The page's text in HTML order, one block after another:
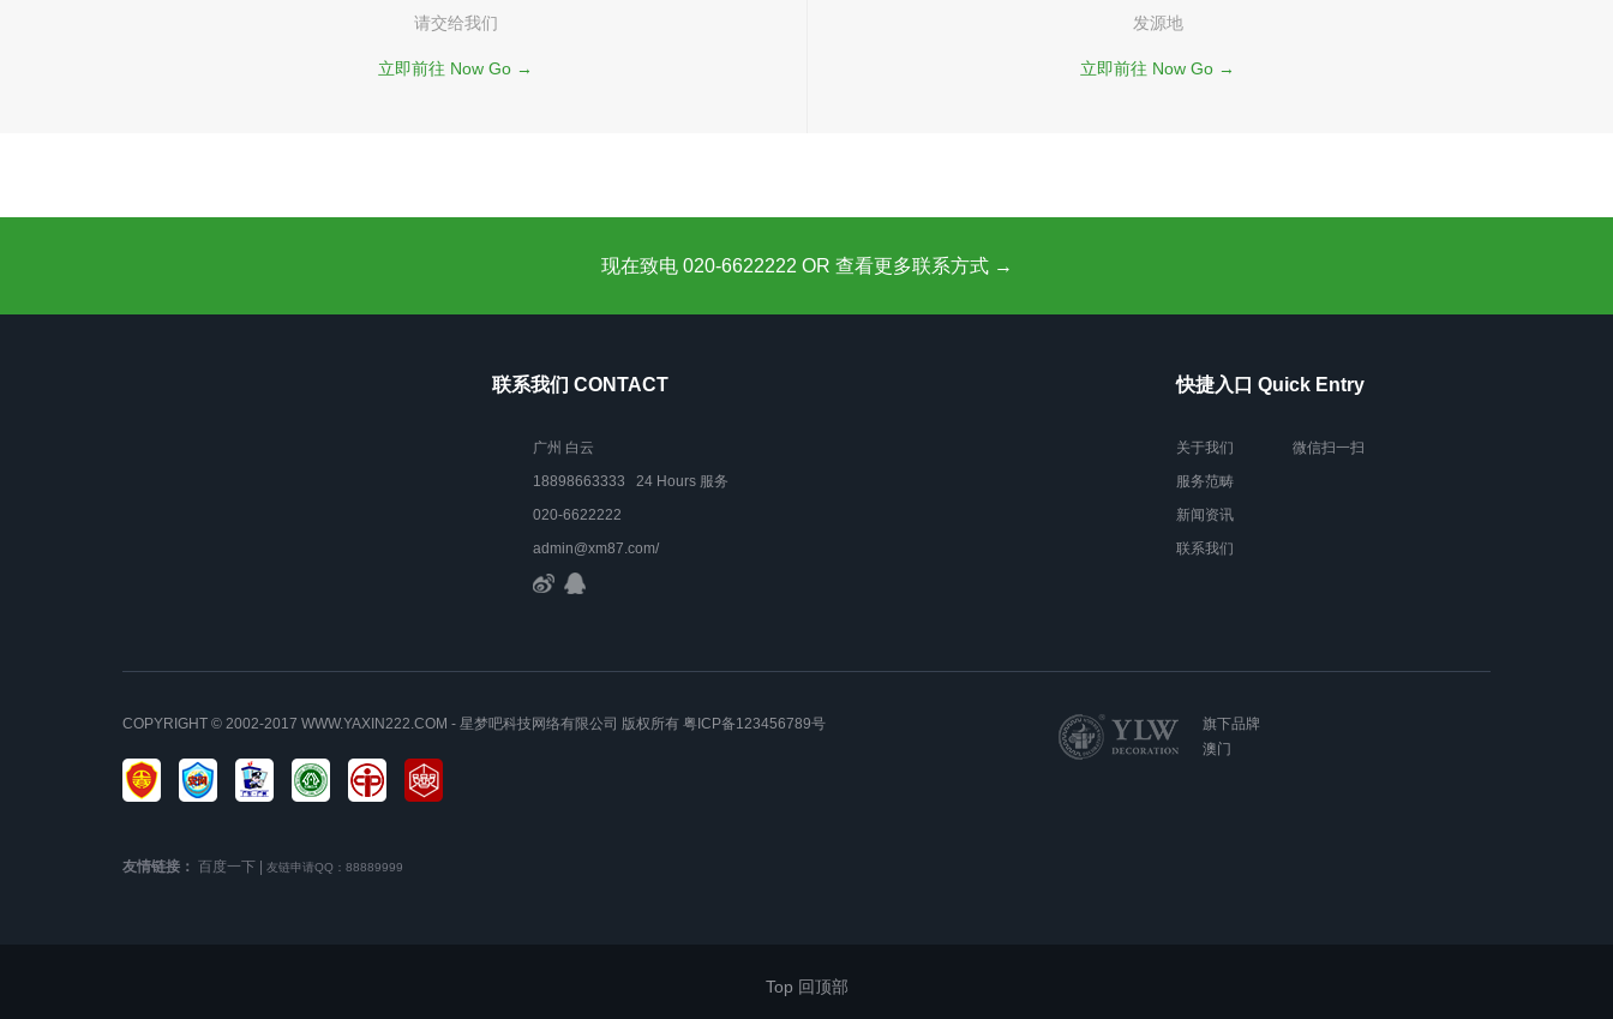
请交给我们
立即前往 Now Go →
发源地
立即前往 Now Go →
现在致电 020-6622222 OR 查看更多联系方式 →
联系我们 CONTACT
广州 白云
18898663333 24 Hours 服务
020-6622222
admin@xm87.com/
快捷入口 Quick Entry
关于我们
服务范畴
新闻资讯
联系我们
微信扫一扫
COPYRIGHT © 2002-2017 WWW.YAXIN222.COM - 星梦吧科技网络有限公司 版权所有 粤ICP备123456789号
旗下品牌
澳门
友情链接： 百度一下 友链申请QQ：88889999
Top 回顶部